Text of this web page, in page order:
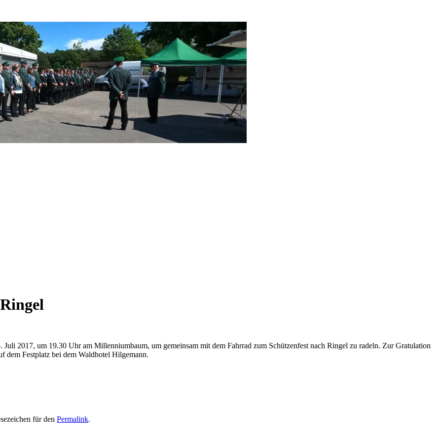
2017, um 19.30 Uhr am Millenniumbaum, um gemeinsam mit dem Fahrrad zum Schützenfest nach Ringel zu radeln. Zur Gratulation
dem Festplatz bei dem Waldhotel Hilgemann.
für den Permalink.